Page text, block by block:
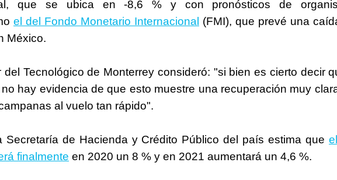
que se ubica en -8,6 % y con pronósticos de
el del Fondo Monetario Internacional (FMI), que prevé una
México.
del Tecnológico de Monterrey consideró: "si bien es cierto decir
hay evidencia de que esto muestre una recuperación muy
al vuelo tan rápido".
Secretaría de Hacienda y Crédito Público del país estima que
finalmente en 2020 un 8 % y en 2021 aumentará un 4,6 %.